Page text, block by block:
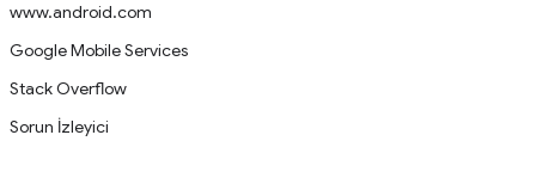
www.android.com
Google Mobile Services
Stack Overflow
Sorun İzleyici